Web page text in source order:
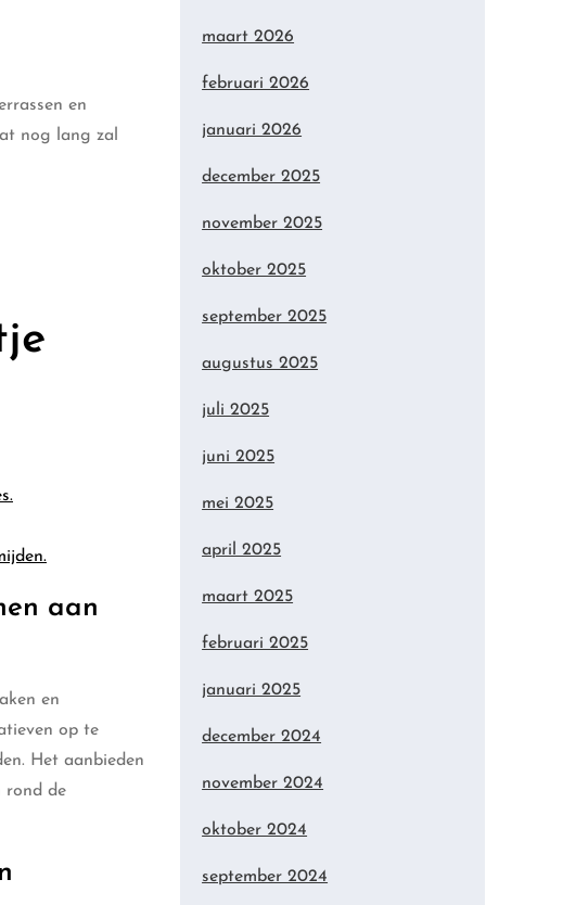
en
nog lang zal
aan
en
op te
Het aanbieden
rond de
maart 2026
februari 2026
januari 2026
december 2025
november 2025
oktober 2025
september 2025
augustus 2025
juli 2025
juni 2025
mei 2025
april 2025
maart 2025
februari 2025
januari 2025
december 2024
november 2024
oktober 2024
september 2024